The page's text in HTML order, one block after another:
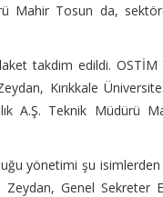
Mahir Tosun da,
takdim edildi.
Kırıkkale
A.Ş. Teknik Müdürü
yönetimi şu
Genel Sekreter